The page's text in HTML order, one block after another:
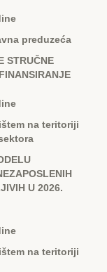
preduzeća
STRUČNЕ
na teritoriji
U 2026.
na teritoriji